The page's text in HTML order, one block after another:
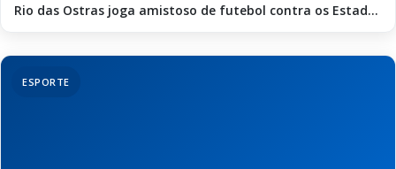
Rio das Ostras joga amistoso de futebol contra os Estad...
ESPORTE